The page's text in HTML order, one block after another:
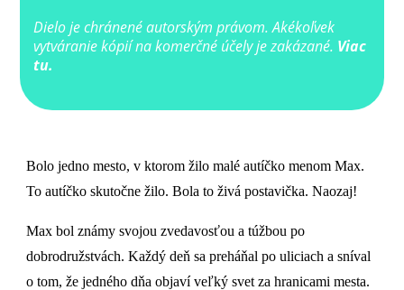
Dielo je chránené autorským právom. Akékoľvek
vytváranie kópií na komerčné účely je zakázané. Viac
tu.
Bolo jedno mesto, v ktorom žilo malé autíčko menom Max.
To autíčko skutočne žilo. Bola to živá postavička. Naozaj!
Max bol známy svojou zvedavosťou a túžbou po
dobrodružstvách. Každý deň sa preháňal po uliciach a sníval
o tom, že jedného dňa objaví veľký svet za hranicami mesta.